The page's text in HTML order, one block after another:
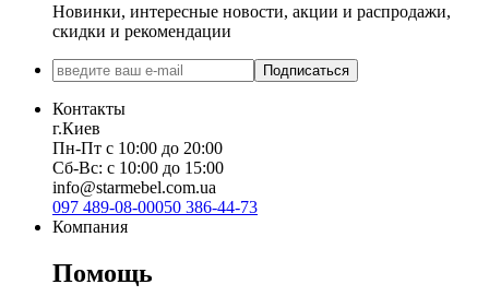
Новинки, интересные новости, акции и распродажи,
скидки и рекомендации
Подписаться
Контакты
г.Киев
Пн-Пт с 10:00 до 20:00
Сб-Вс: с 10:00 до 15:00
info@starmebel.com.ua
097 489-08-00050 386-44-73
Компания
Помощь